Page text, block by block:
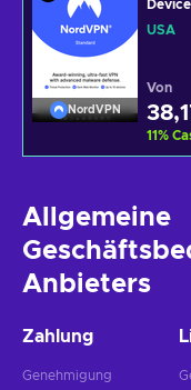
NordVPN
USA
Von
11%
Allgemeine
Anbieters
Zahlung
Genehmigung